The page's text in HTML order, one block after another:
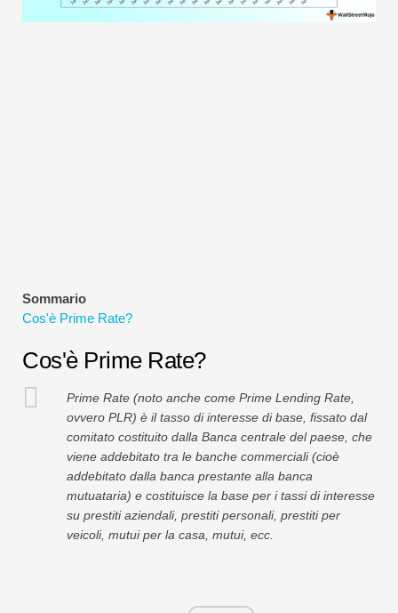
Sommario
Cos'è Prime Rate?
Cos'è Prime Rate?
Prime Rate (noto anche come Prime Lending Rate,
ovvero PLR) è il tasso di interesse di base, fissato dal
comitato costituito dalla Banca centrale del paese, che
viene addebitato tra le banche commerciali (cioè
addebitato dalla banca prestante alla banca
mutuataria) e costituisce la base per i tassi di interesse
su prestiti aziendali, prestiti personali, prestiti per
veicoli, mutui per la casa, mutui, ecc.